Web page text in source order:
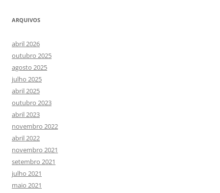
ARQUIVOS
abril 2026
outubro 2025
agosto 2025
julho 2025
abril 2025
outubro 2023
abril 2023
novembro 2022
abril 2022
novembro 2021
setembro 2021
julho 2021
maio 2021